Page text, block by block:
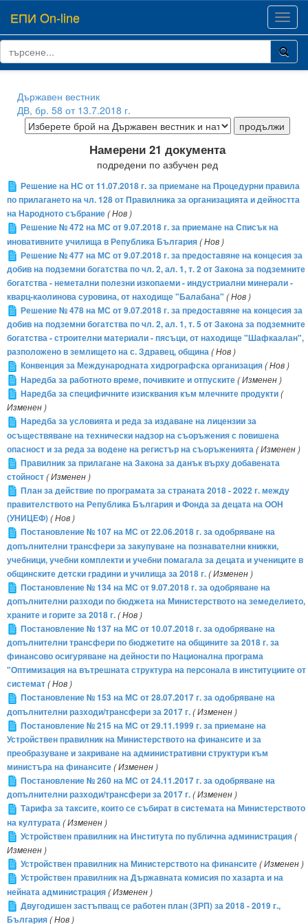
ЕПИ On-line
Държавен вестник
ДВ, бр. 58 от 13.7.2018 г.
Намерени 21 документа
подредени по азбучен ред
Решение на НС от 11.07.2018 г. за приемане на Процедурни правила
по прилагането на чл. 128 от Правилника за организацията и дейността
на Народното събрание( Нов )
Решение № 472 на МС от 9.07.2018 г. за приемане на Списък на
иновативните училища в Република България( Нов )
Решение № 477 на МС от 9.07.2018 г. за предоставяне на концесия за
добив на подземни богатства по чл. 2, ал. 1, т. 2 от Закона за подземните
богатства - неметални полезни изкопаеми - индустриални минерали -
кварц-каолинова суровина, от находище "Балабана" ( Нов )
Решение № 478 на МС от 9.07.2018 г. за предоставяне на концесия за
добив на подземни богатства по чл. 2, ал. 1, т. 5 от Закона за подземните
богатства - строителни материали - пясъци, от находище "Шафкаалан",
разположено в землището на с. Здравец, община( Нов )
Конвенция за Международната хидрографска организация( Нов )
Наредба за работното време, почивките и отпуските( Изменен )
Наредба за специфичните изисквания към млечните продукти(
Изменен )
Наредба за условията и реда за издаване на лицензии за
осъществяване на технически надзор на съоръжения с повишена
опасност и за реда за водене на регистър на съоръженията( Изменен )
Правилник за прилагане на Закона за данък върху добавената
стойност( Изменен )
План за действие по програмата за страната 2018 - 2022 г. между
правителството на Република България и Фонда за децата на ООН
(УНИЦЕФ)( Нов )
Постановление № 107 на МС от 22.06.2018 г. за одобряване на
допълнителни трансфери за закупуване на познавателни книжки,
учебници, учебни комплекти и учебни помагала за децата и учениците в
общинските детски градини и училища за 2018 г.( Изменен )
Постановление № 134 на МС от 9.07.2018 г. за одобряване на
допълнителни разходи по бюджета на Министерството на земеделието,
храните и горите за 2018 г.( Нов )
Постановление № 137 на МС от 10.07.2018 г. за одобряване на
допълнителни трансфери по бюджетите на общините за 2018 г. за
финансово осигуряване на дейности по Национална програма
"Оптимизация на вътрешната структура на персонала в институциите от
системат( Нов )
Постановление № 153 на МС от 28.07.2017 г. за одобряване на
допълнителни разходи/трансфери за 2017 г.( Изменен )
Постановление № 215 на МС от 29.11.1999 г. за приемане на
Устройствен правилник на Министерството на финансите и за
преобразуване и закриване на административни структури към
министъра на финансите( Изменен )
Постановление № 260 на МС от 24.11.2017 г. за одобряване на
допълнителни разходи/трансфери за 2017 г.( Изменен )
Тарифа за таксите, които се събират в системата на Министерството
на културата( Изменен )
Устройствен правилник на Института по публична администрация(
Изменен )
Устройствен правилник на Министерството на финансите( Изменен )
Устройствен правилник на Държавната комисия по хазарта и на
нейната администрация( Изменен )
Двугодишен застъпващ се работен план (ЗРП) за 2018 - 2019 г.,
България( Нов )